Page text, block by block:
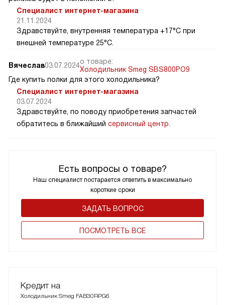
Есть вопросы о товаре?
Наш специалист постарается ответить в максимально
короткие сроки
ЗАДАТЬ ВОПРОС
ПОCМОТРЕТЬ ВСЕ
Специалист интернет-магазина
21.11.2024
Здравствуйте, внутренняя температура +17°C при
внешней температуре 25°C.
Вячеслав03.07.2024о товаре:
Холодильник Smeg SBS800PO9
Где купить полки для этого холодильника?
Специалист интернет-магазина
03.07.2024
Здравствуйте, по поводу приобретения запчастей
обратитесь в ближайший сервисный центр
Кредит на
Холодильник Smeg FAB30RPG6